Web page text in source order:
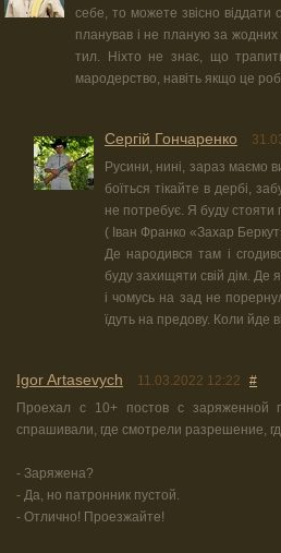
себе, то можете звісно
планував і не планую за жодних
тил. Ніхто не знає, що
мародерство, навіть якщо це
Сергій Гончаренко
Русини, нині, зараз маємо
боїться тікайте в дербі,
не потребує. Я буду стояти
( Іван Франко «Захар
Де народився там і
буду захищяти свій дім. Де
і чомусь на зад не
їдуть на предову. Коли йде
Igor Artasevych 11.03.2022 12:22 #
Проехал с 10+ постов с заряженной
спрашивали, где смотрели разрешение,
- Заряжена?
- Да, но патронник пустой.
- Отлично! Проезжайте!